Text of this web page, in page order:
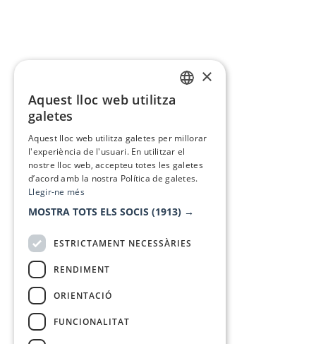
×
Aquest lloc web utilitza
galetes
Aquest lloc web utilitza galetes per millorar
l'experiència de l'usuari. En utilitzar el
nostre lloc web, accepteu totes les galetes
d’acord amb la nostra Política de galetes.
Llegir-ne més
MOSTRA TOTS ELS SOCIS (1913) →
ESTRICTAMENT NECESSÀRIES
RENDIMENT
ORIENTACIÓ
FUNCIONALITAT